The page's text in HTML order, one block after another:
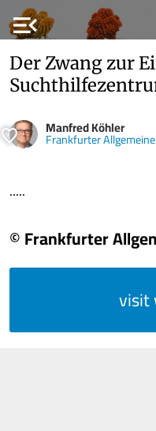
menu_open
Der Zwang zur
Manfred Köhler
Frankfurter Allgemeine
.....
© Frankfurter
visit